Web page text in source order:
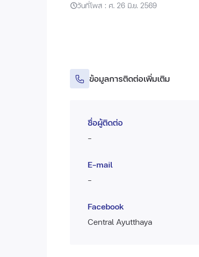
วันที่โพส : ศ. 26 มิ.ย. 2569
ข้อมูลการติดต่อเพิ่มเติม
ชื่อผู้ติดต่อ
-
E-mail
-
Facebook
Central Ayutthaya